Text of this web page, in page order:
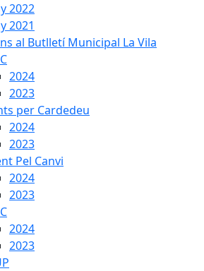
2022
2021
al Butlletí Municipal La Vila
2024
2023
per Cardedeu
2024
2023
Pel Canvi
2024
2023
2024
2023